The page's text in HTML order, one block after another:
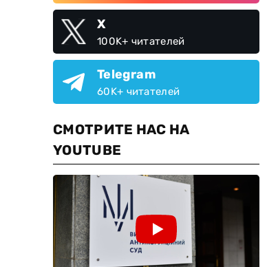
X
100K+ читателей
Telegram
60K+ читателей
СМОТРИТЕ НАС НА
YOUTUBE